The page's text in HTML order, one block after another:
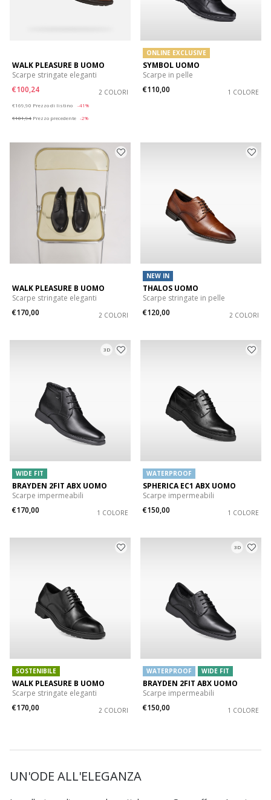
WALK PLEASURE B UOMO
Scarpe stringate eleganti
€100,24
2 COLORI
€169,90 Prezzo di listino
-41%
€101,94 Prezzo precedente -2%
ONLINE EXCLUSIVE
SYMBOL UOMO
Scarpe in pelle
€110,00
1 COLORE
WALK PLEASURE B UOMO
Scarpe stringate eleganti
€170,00
2 COLORI
NEW IN
THALOS UOMO
Scarpe stringate in pelle
€120,00
2 COLORI
3D
WIDE FIT
BRAYDEN 2FIT ABX UOMO
Scarpe impermeabili
€170,00
1 COLORE
WATERPROOF
SPHERICA EC1 ABX UOMO
Scarpe impermeabili
€150,00
1 COLORE
SOSTENIBILE
WALK PLEASURE B UOMO
Scarpe stringate eleganti
€170,00
2 COLORI
3D
WATERPROOF WIDE FIT
BRAYDEN 2FIT ABX UOMO
Scarpe impermeabili
€150,00
1 COLORE
UN'ODE ALL'ELEGANZA